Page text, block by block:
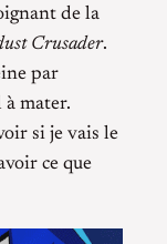
de la
Crusader.
par
à mater.
si je vais le
ce que